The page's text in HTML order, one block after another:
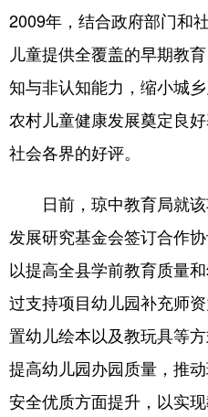
2009年，结合政府部门和
儿童提供全覆盖的早期教
知与非认知能力，缩小城
农村儿童健康发展奠定良
社会各界的好评。
日前，琼中教育局就该
发展研究基金会签订合作
以提高全县学前教育质量
过支持项目幼儿园补充师
置幼儿绘本以及教玩具等
提高幼儿园办园质量，推
安全优质方面提升，以实